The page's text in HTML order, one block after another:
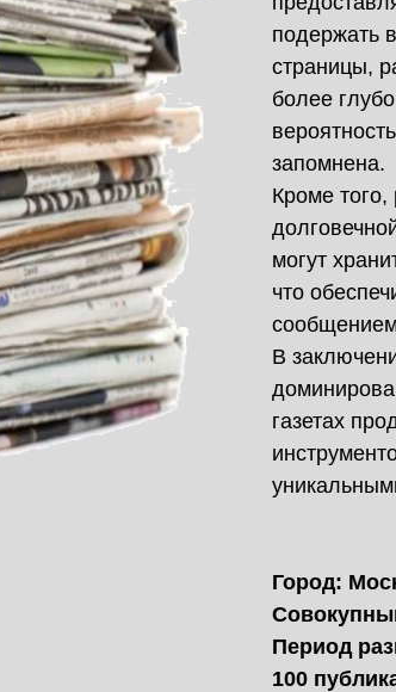
подержать
страницы,
более
запомнена.
Кроме
могут
что
В
газетах
Город:
Период
100